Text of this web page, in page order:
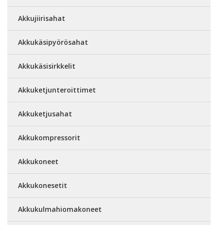
Akkujiirisahat
Akkukäsipyörösahat
Akkukäsisirkkelit
Akkuketjunteroittimet
Akkuketjusahat
Akkukompressorit
Akkukoneet
Akkukonesetit
Akkukulmahiomakoneet